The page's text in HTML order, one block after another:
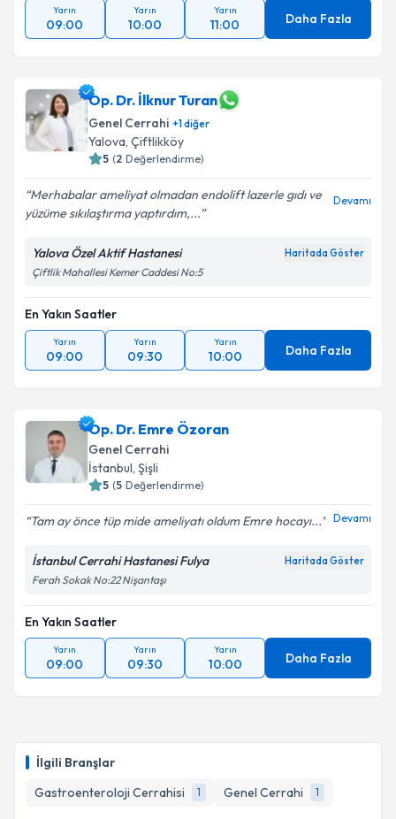
İlgili Branşlar
Gastroenteroloji Cerrahisi
1 Genel Cerrahi 1
Yarın
09:00
Yarın
10:00
Yarın
11:00 Daha Fazla
Op. Dr. İlknur Turan
Genel Cerrahi +1diğer
Yalova, Çiftlikköy
5 (2 Değerlendirme)
Merhabalar ameliyat olmadan endolift lazerle gıdı ve
yüzüme sıkılaştırma yaptırdım,...
Devamı
Yalova Özel Aktif Hastanesi Haritada Göster
Çiftlik Mahallesi Kemer Caddesi No:5
En Yakın Saatler
Yarın
09:00
Yarın
09:30
Yarın
10:00 Daha Fazla
Op. Dr. Emre Özoran
Genel Cerrahi
İstanbul, Şişli
5 (5 Değerlendirme)
Tam ay önce tüp mide ameliyatı oldum Emre hocayı... Devamı
İstanbul Cerrahi Hastanesi Fulya Haritada Göster
Ferah Sokak No:22 Nişantaşı
En Yakın Saatler
Yarın
09:00
Yarın
09:30
Yarın
10:00 Daha Fazla